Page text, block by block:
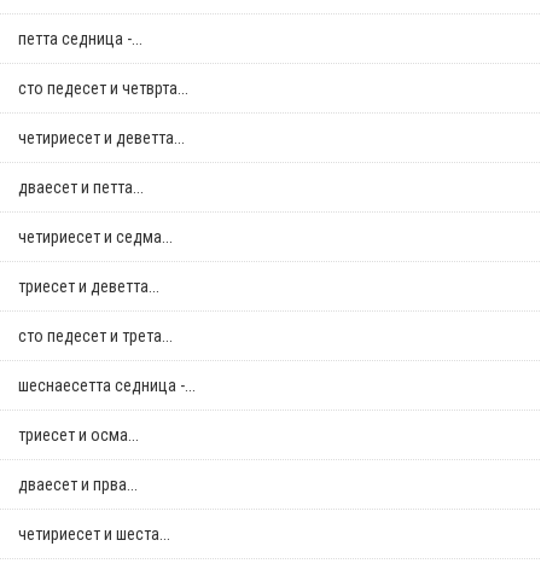
петта седница -...
сто педесет и четврта...
четириесет и деветта...
дваесет и петта...
четириесет и седма...
триесет и деветта...
сто педесет и трета...
шеснаесетта седница -...
триесет и осма...
дваесет и прва...
четириесет и шеста...